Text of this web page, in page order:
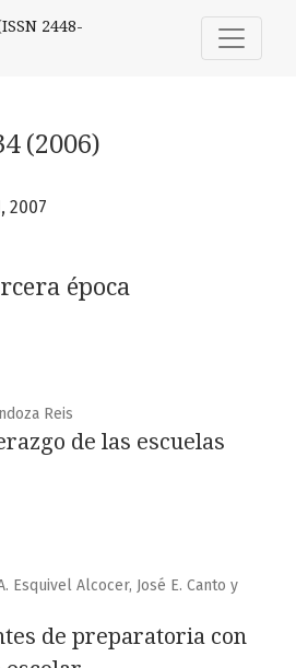
2448-
(2006)
2007
época
Reis
de las escuelas
Esquivel Alcocer, José E. Canto y
de preparatoria con